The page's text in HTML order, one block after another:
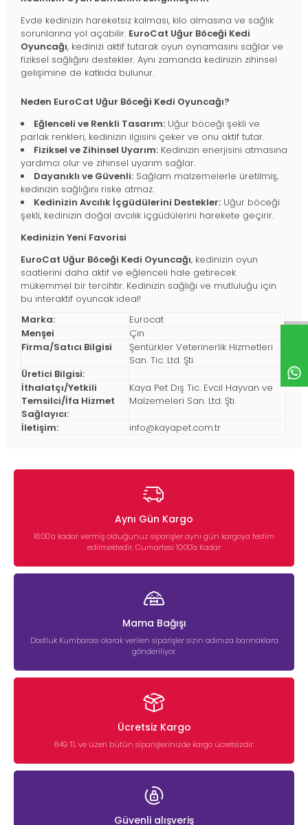
Evde kedinizin hareketsiz kalması, kilo almasına ve sağlık
sorunlarına yol açabilir. EuroCat Uğur Böceği Kedi
Oyuncağı, kedinizi aktif tutarak oyun oynamasını sağlar ve
fiziksel sağlığını destekler. Aynı zamanda kedinizin zihinsel
gelişimine de katkıda bulunur.
Neden EuroCat Uğur Böceği Kedi Oyuncağı?
Eğlenceli ve Renkli Tasarım: Uğur böceği şekli ve
parlak renkleri, kedinizin ilgisini çeker ve onu aktif tutar.
Fiziksel ve Zihinsel Uyarım: Kedinizin enerjisini atmasına
yardımcı olur ve zihinsel uyarım sağlar.
Dayanıklı ve Güvenli: Sağlam malzemelerle üretilmiş,
kedinizin sağlığını riske atmaz.
Kedinizin Avcılık İçgüdülerini Destekler: Uğur böceği
şekli, kedinizin doğal avcılık içgüdülerini harekete geçirir.
Kedinizin Yeni Favorisi
EuroCat Uğur Böceği Kedi Oyuncağı, kedinizin oyun
saatlerini daha aktif ve eğlenceli hale getirecek
mükemmel bir tercihtir. Kedinizin sağlığı ve mutluluğu için
bu interaktif oyuncak ideal!
Marka:
Eurocat
Menşei
Çin
Firma/Satıcı Bilgisi
Şentürkler Veterinerlik Hizmetleri
San. Tic. Ltd. Şti.
Üretici Bilgisi:
İthalatçı/Yetkili
Temsilci/İfa Hizmet
Sağlayıcı:
Kaya Pet Dış Tic. Evcil Hayvan ve
Malzemeleri San. Ltd. Şti.
İletişim: info@kayapet.com.tr
Aynı Gün Kargo
16:00’a kadar vermiş olduğunuz siparişler aynı gün kargoya teslim
edilmektedir. Cumartesi 10:00'a Kadar
Mama Bağışı
Dostluk Kumbarası olarak verilen siparişler sizin adınıza barınaklara
gönderiliyor.
Ücretsiz Kargo
849 TL ve üzeri bütün siparişlerinizde kargo ücretsizdir.
Güvenli alışveriş